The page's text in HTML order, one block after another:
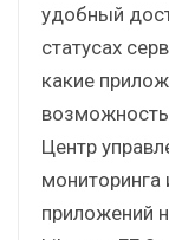
удобный
статусах
какие
возможность
Центр
мониторинга
приложений